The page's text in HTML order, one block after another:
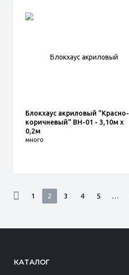
Блокхаус акриловый "Красно-
коричневый" BH-01 - 3,10м х
0,2м
много
1 2 3 4 5 …
КАТАЛОГ